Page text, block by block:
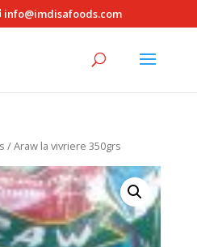
info@imdisafoods.com
/ Araw la vivriere 350grs